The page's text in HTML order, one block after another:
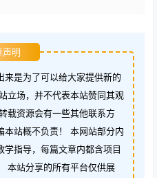
声明
来是为了可以给大家提供新的
立场，并不代表本站赞同其观
载资源会有一些其他联系方
本站概不负责！ 本网站部分内
指导，每篇文章内都含项目
本站分享的所有平台仅供展